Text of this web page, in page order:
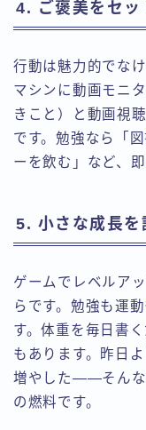
4. ご褒美をセッ
行動は魅力的でな
マシンに動画モニ
きこと）と動画視
です。勉強なら「
ーを飲む」など、
5. 小さな成長を
ゲームでレベルア
らです。勉強も運
す。体重を毎日書
もあります。昨日
増やした――そんな
の燃料です。